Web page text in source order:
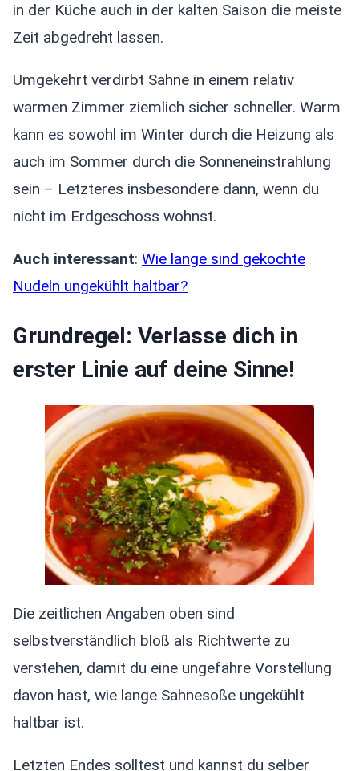
in der Küche auch in der kalten Saison die meiste
Zeit abgedreht lassen.
Umgekehrt verdirbt Sahne in einem relativ
warmen Zimmer ziemlich sicher schneller. Warm
kann es sowohl im Winter durch die Heizung als
auch im Sommer durch die Sonneneinstrahlung
sein – Letzteres insbesondere dann, wenn du
nicht im Erdgeschoss wohnst.
Auch interessant: Wie lange sind gekochte
Nudeln ungekühlt haltbar?
Grundregel: Verlasse dich in
erster Linie auf deine Sinne!
Die zeitlichen Angaben oben sind
selbstverständlich bloß als Richtwerte zu
verstehen, damit du eine ungefähre Vorstellung
davon hast, wie lange Sahnesoße ungekühlt
haltbar ist.
Letzten Endes solltest und kannst du selber